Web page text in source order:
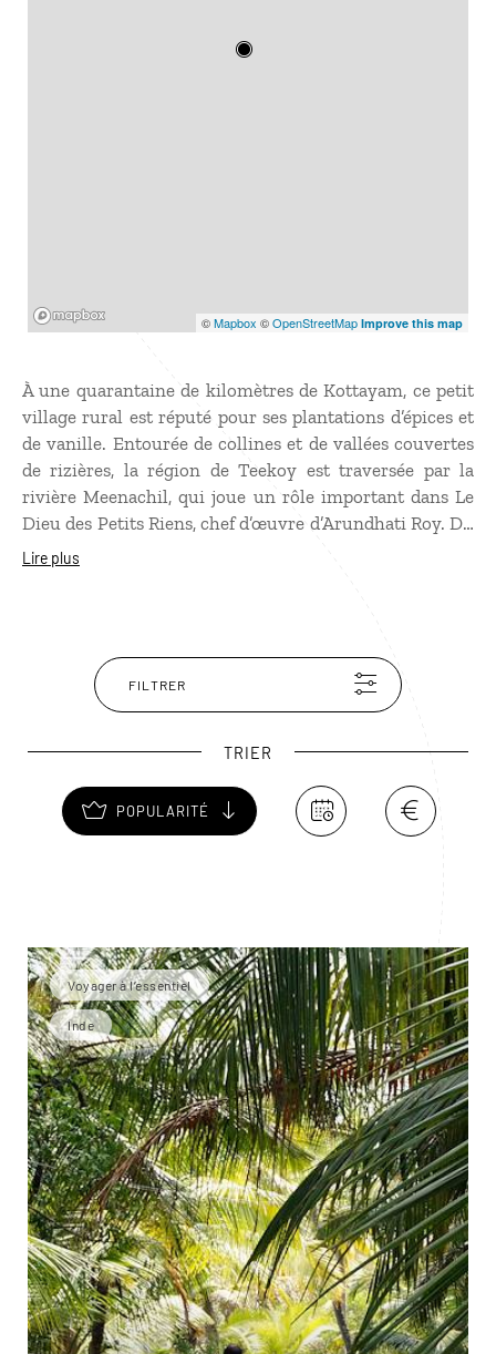
©Mapbox ©OpenStreetMap Improve this map
À une quarantaine de kilomètres de Kottayam, ce petit
village rural est réputé pour ses plantations d’épices et
de vanille. Entourée de collines et de vallées couvertes
de rizières, la région de Teekoy est traversée par la
rivière Meenachil, qui joue un rôle important dans Le
Dieu des Petits Riens, chef d’œuvre d’Arundhati Roy. Du
village partent de nombreuses balades dans une nature
Lire plus
FILTRER
TRIER
POPULARITÉ
Voyager à l’essentiel
Inde